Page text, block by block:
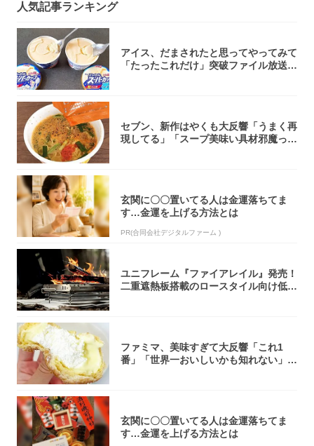
人気記事ランキング
アイス、だまされたと思ってやってみて
「たったこれだけ」突破ファイル放送で
セブン、新作はやくも大反響「うまく再
現してる」「スープ美味い具材邪魔って
玄関に〇〇置いてる人は金運落ちてま
す…金運を上げる方法とは
PR(合同会社デジタルファーム )
ユニフレーム『ファイアレイル』発売！
二重遮熱板搭載のロースタイル向け低型
ファミマ、美味すぎて大反響「これ1
番」「世界一おいしいかも知れない」
玄関に〇〇置いてる人は金運落ちてま
す…金運を上げる方法とは